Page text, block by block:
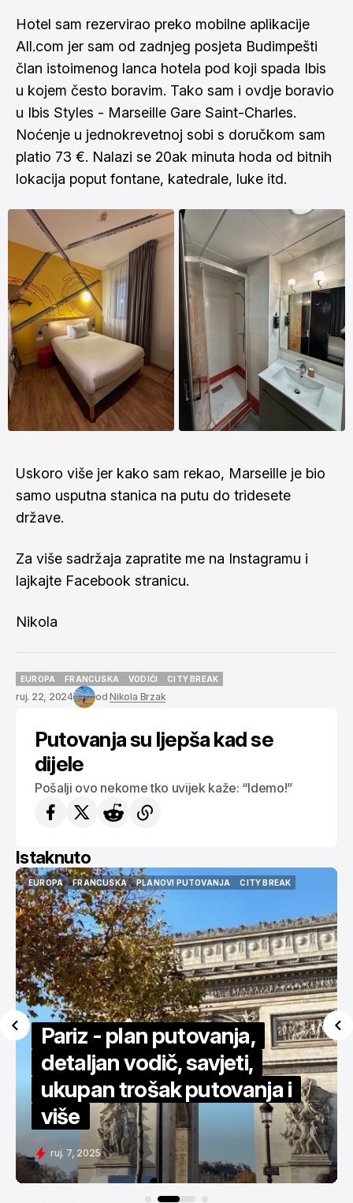
Hotel sam rezervirao preko mobilne aplikacije
All.com jer sam od zadnjeg posjeta Budimpešti
član istoimenog lanca hotela pod koji spada Ibis
u kojem često boravim. Tako sam i ovdje boravio
u Ibis Styles - Marseille Gare Saint-Charles.
Noćenje u jednokrevetnoj sobi s doručkom sam
platio 73 €. Nalazi se 20ak minuta hoda od bitnih
lokacija poput fontane, katedrale, luke itd.
Uskoro više jer kako sam rekao, Marseille je bio
samo usputna stanica na putu do tridesete
države.
Za više sadržaja zapratite me na Instagramu i
lajkajte Facebook stranicu.
Nikola
EUROPA
EUROPA
FRANCUSKA
FRANCUSKA
VODIČI
VODIČI
CITY BREAK
ruj. 22, 2024 od Nikola Brzak
Putovanja su ljepša kad se
dijele
Pošalji ovo nekome tko uvijek kaže: “Idemo!”
Istaknuto
USA
USA
AMERIKA
AMERIKA
NEW YORK
NEW YORK
CITY BREAK
CITY BREAK
VODIČI
ISTAKNUTO
Za 450€ povratno u New
York - detaljan vodič
svi. 11, 2025